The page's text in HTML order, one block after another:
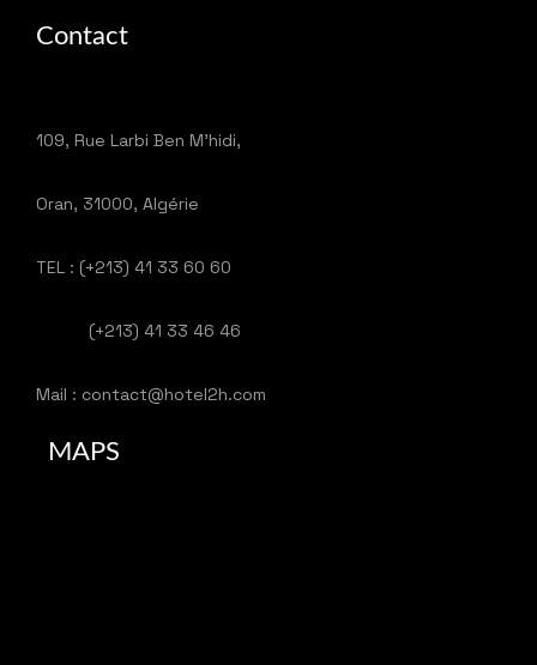
Contact
109, Rue Larbi Ben M’hidi,
Oran, 31000, Algérie
TEL : (+213) 41 33 60 60
(+213) 41 33 46 46
Mail : contact@hotel2h.com
MAPS